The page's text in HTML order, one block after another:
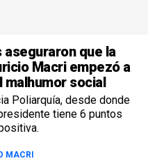
que la
Macri empezó a
malhumor social
Poliarquía, desde donde
tiene 6 puntos
MACRI